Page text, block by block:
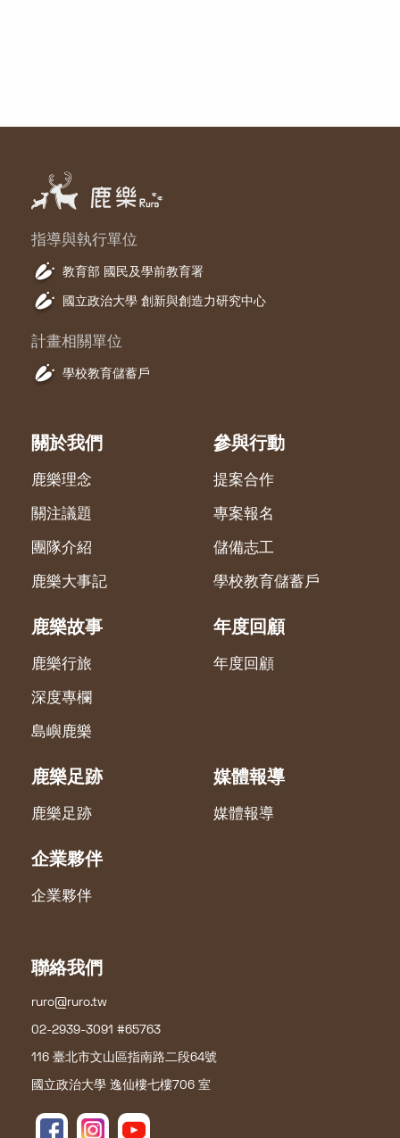
指導與執行單位
教育部 國民及學前教育署
國立政治大學 創新與創造力研究中心
計畫相關單位
學校教育儲蓄戶
關於我們
鹿樂理念
關注議題
團隊介紹
鹿樂大事記
參與行動
提案合作
專案報名
儲備志工
學校教育儲蓄戶
鹿樂故事
鹿樂行旅
深度專欄
島嶼鹿樂
年度回顧
年度回顧
鹿樂足跡
鹿樂足跡
媒體報導
媒體報導
企業夥伴
企業夥伴
聯絡我們
ruro@ruro.tw
02-2939-3091 #65763
116 臺北市文山區指南路二段64號
國立政治大學 逸仙樓七樓706 室